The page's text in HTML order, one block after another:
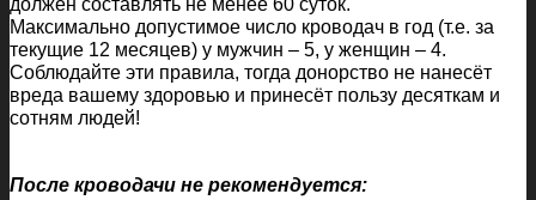
Максимально допустимое число кроводач в год (т.е. за
текущие 12 месяцев) у мужчин – 5, у женщин – 4.
Соблюдайте эти правила, тогда донорство не нанесёт
вреда вашему здоровью и принесёт пользу десяткам и
сотням людей!
После кроводачи не рекомендуется: